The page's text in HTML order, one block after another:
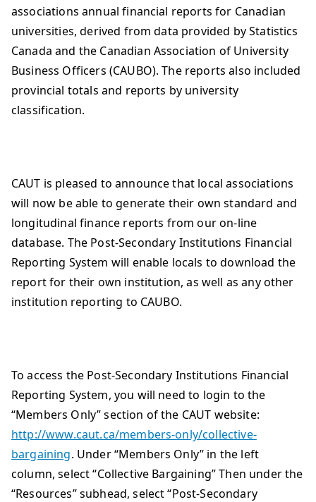
associations annual financial reports for Canadian
universities, derived from data provided by Statistics
Canada and the Canadian Association of University
Business Officers (CAUBO). The reports also included
provincial totals and reports by university
classification.
CAUT is pleased to announce that local associations
will now be able to generate their own standard and
longitudinal finance reports from our on-line
database. The Post-Secondary Institutions Financial
Reporting System will enable locals to download the
report for their own institution, as well as any other
institution reporting to CAUBO.
To access the Post-Secondary Institutions Financial
Reporting System, you will need to login to the
“Members Only” section of the CAUT website:
http://www.caut.ca/members-only/collective-
bargaining. Under “Members Only” in the left
column, select “Collective Bargaining” Then under the
“Resources” subhead, select “Post-Secondary